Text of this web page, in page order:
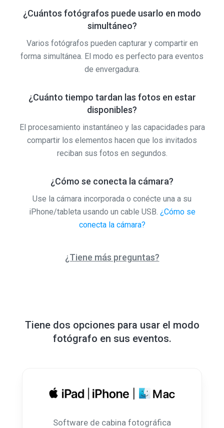
¿Cuántos fotógrafos puede usarlo en modo
simultáneo?
Varios fotógrafos pueden capturar y compartir en
forma simultánea. El modo es perfecto para eventos
de envergadura.
¿Cuánto tiempo tardan las fotos en estar
disponibles?
El procesamiento instantáneo y las capacidades para
compartir los elementos hacen que los invitados
reciban sus fotos en segundos.
¿Cómo se conecta la cámara?
Use la cámara incorporada o conécte una a su
iPhone/tableta usando un cable USB. ¿Cómo se
conecta la cámara?
¿Tiene más preguntas?
Tiene dos opciones para usar el modo
fotógrafo en sus eventos.
Software de cabina fotográfica